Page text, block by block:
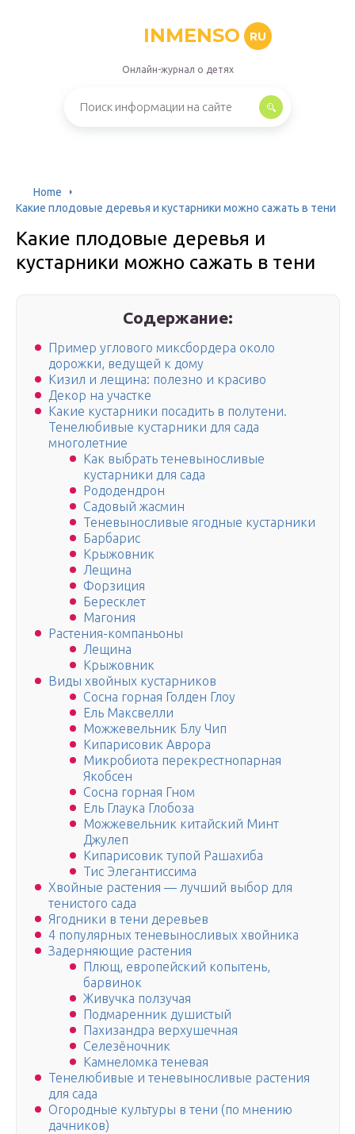
INMENSO RU
Онлайн-журнал о детях
Home
Какие плодовые деревья и кустарники можно сажать в тени
Какие плодовые деревья и
кустарники можно сажать в тени
Содержание:
Пример углового миксбордера около
дорожки, ведущей к дому
Кизил и лещина: полезно и красиво
Декор на участке
Какие кустарники посадить в полутени.
Тенелюбивые кустарники для сада
многолетние
Как выбрать теневыносливые
кустарники для сада
Рододендрон
Садовый жасмин
Теневыносливые ягодные кустарники
Барбарис
Крыжовник
Лещина
Форзиция
Бересклет
Магония
Растения-компаньоны
Лещина
Крыжовник
Виды хвойных кустарников
Сосна горная Голден Глоу
Ель Максвелли
Можжевельник Блу Чип
Кипарисовик Аврора
Микробиота перекрестнопарная
Якобсен
Сосна горная Гном
Ель Глаука Глобоза
Можжевельник китайский Минт
Джулеп
Кипарисовик тупой Рашахиба
Тис Элегантиссима
Хвойные растения — лучший выбор для
тенистого сада
Ягодники в тени деревьев
4 популярных теневыносливых хвойника
Задерняющие растения
Плющ, европейский копытень,
барвинок
Живучка ползучая
Подмаренник душистый
Пахизандра верхушечная
Селезёночник
Камнеломка теневая
Тенелюбивые и теневыносливые растения
для сада
Огородные культуры в тени (по мнению
дачников)